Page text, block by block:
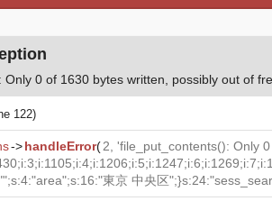
Only 0 of 1630 bytes written, possibly out of
122)
->handleError(2, 'file_put_contents(): Only
東京 中央区